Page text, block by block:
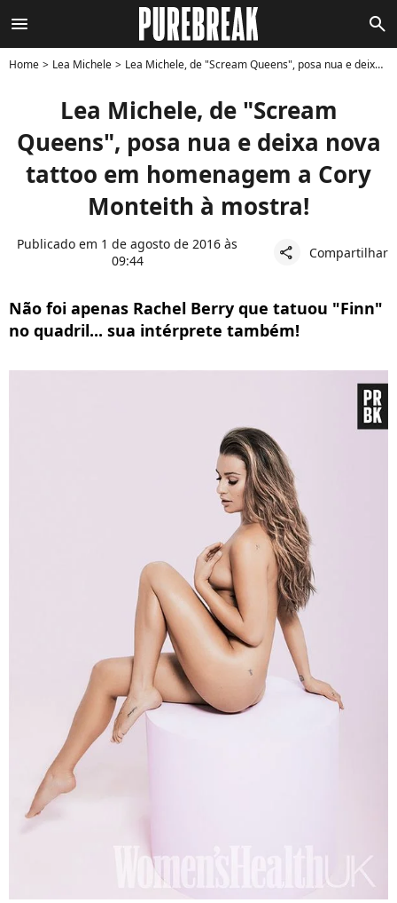
menu search
Home Lea Michele Lea Michele, de "Scream Queens", posa nua e deixa nova tattoo em homenagem a Cory Monteith à mostra!
Lea Michele, de "Scream
Queens", posa nua e deixa nova
tattoo em homenagem a Cory
Monteith à mostra!
Publicado em 1 de agosto de 2016 às
09:44
share Compartilhar
Não foi apenas Rachel Berry que tatuou "Finn"
no quadril... sua intérprete também!